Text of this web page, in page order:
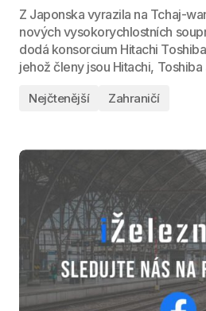
Z Japonska vyrazila na Tchaj-
nových vysokorychlostních
dodá konsorcium Hitachi
jehož členy jsou Hitachi,
Nejčtenější Zahraničí